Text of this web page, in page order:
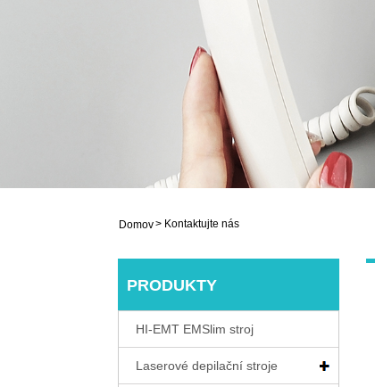
Domov> Kontaktujte nás
PRODUKTY
HI-EMT EMSlim stroj
Laserové depilační stroje